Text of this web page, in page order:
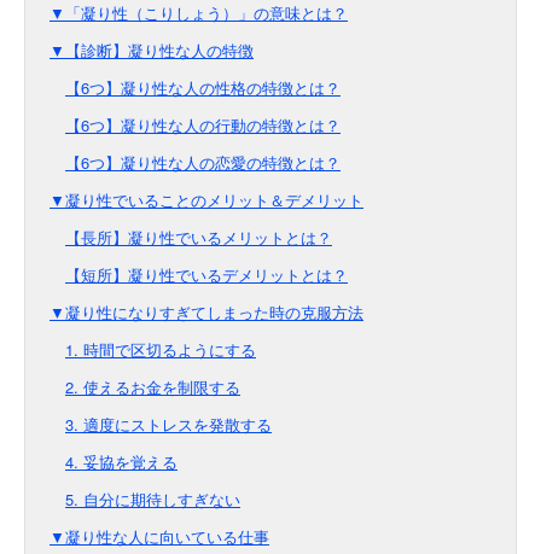
▼「凝り性（こりしょう）」の意味とは？
▼【診断】凝り性な人の特徴
【6つ】凝り性な人の性格の特徴とは？
【6つ】凝り性な人の行動の特徴とは？
【6つ】凝り性な人の恋愛の特徴とは？
▼凝り性でいることのメリット＆デメリット
【長所】凝り性でいるメリットとは？
【短所】凝り性でいるデメリットとは？
▼凝り性になりすぎてしまった時の克服方法
1. 時間で区切るようにする
2. 使えるお金を制限する
3. 適度にストレスを発散する
4. 妥協を覚える
5. 自分に期待しすぎない
▼凝り性な人に向いている仕事